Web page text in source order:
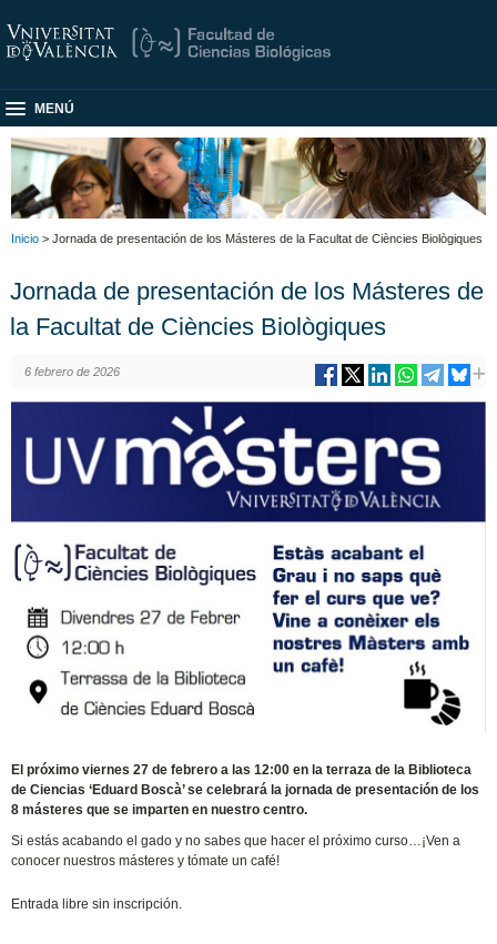
MENÚ
Inicio > Jornada de presentación de los Másteres de la Facultat de Ciències Biològiques
Jornada de presentación de los Másteres de
la Facultat de Ciències Biològiques
6 febrero de 2026
El próximo viernes 27 de febrero a las 12:00 en la terraza de la Biblioteca
de Ciencias ‘Eduard Boscà’ se celebrará la jornada de presentación de los
8 másteres que se imparten en nuestro centro.
Si estás acabando el gado y no sabes que hacer el próximo curso…¡Ven a
conocer nuestros másteres y tómate un café!
Entrada libre sin inscripción.